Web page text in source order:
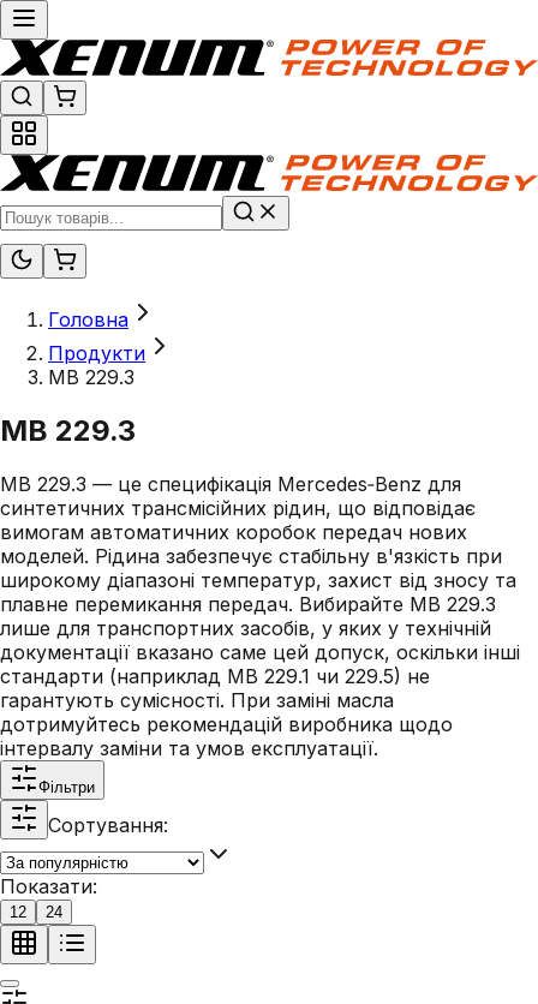
Головна
Продукти
MB 229.3
MB 229.3
MB 229.3 — це специфікація Mercedes‑Benz для
синтетичних трансмісійних рідин, що відповідає
вимогам автоматичних коробок передач нових
моделей. Рідина забезпечує стабільну в'язкість при
широкому діапазоні температур, захист від зносу та
плавне перемикання передач. Вибирайте MB 229.3
лише для транспортних засобів, у яких у технічній
документації вказано саме цей допуск, оскільки інші
стандарти (наприклад MB 229.1 чи 229.5) не
гарантують сумісності. При заміні масла
дотримуйтесь рекомендацій виробника щодо
інтервалу заміни та умов експлуатації.
Фільтри
Сортування:
Показати:
12 24